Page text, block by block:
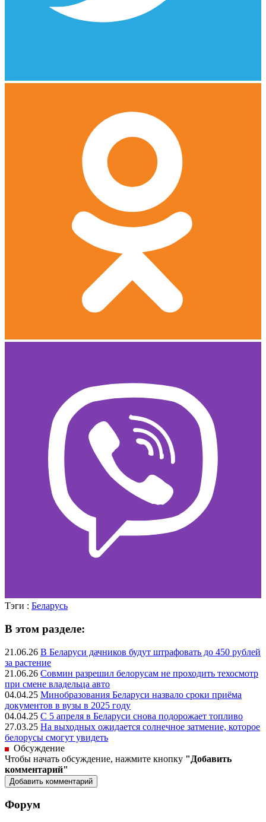
Тэги : Беларусь
В этом разделе:
21.06.26 В Беларуси дачников будут штрафовать до 450 рублей
за растение
21.06.26 Совмин разрешил белорусам не проходить техосмотр
при смене владельца авто
04.04.25 Минобразования Беларуси назвало сроки приёма
документов в вузы в 2025 году
04.04.25 С 5 апреля в Беларуси снова подорожает топливо
27.03.25 На выходных ожидается солнечное затмение, которое
белорусы смогут увидеть
Обсуждение
Чтобы начать обсуждение, нажмите кнопку "Добавить
комментарий"
Форум